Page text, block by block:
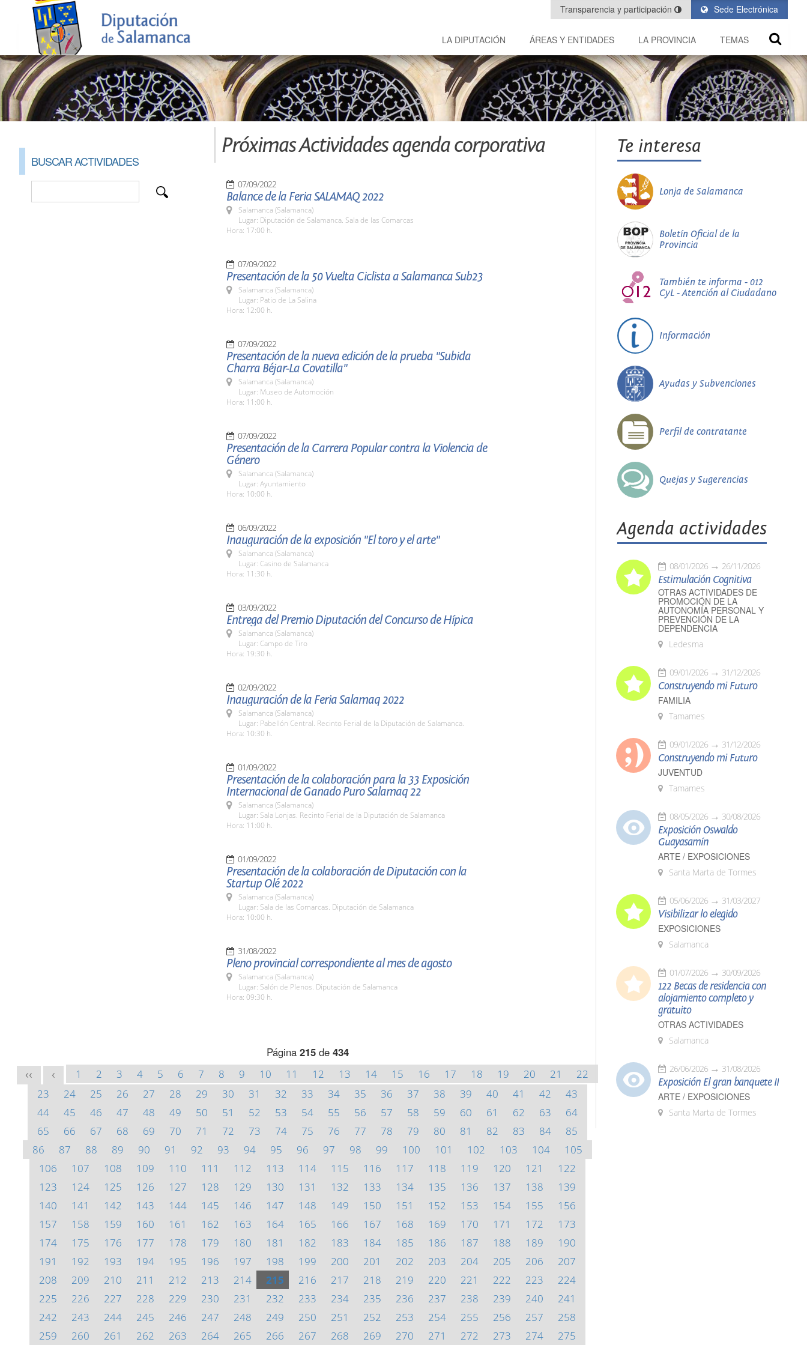
Sede Electrónica
Transparencia y participación
LA DIPUTACIÓN ÁREAS Y ENTIDADES LA PROVINCIA TEMAS
BUSCAR ACTIVIDADES
Próximas Actividades agenda corporativa
07/09/2022
Balance de la Feria SALAMAQ 2022
Salamanca (Salamanca)
Lugar: Diputación de Salamanca. Sala de las Comarcas
Hora: 17:00 h.
07/09/2022
Presentación de la 50 Vuelta Ciclista a Salamanca Sub23
Salamanca (Salamanca)
Lugar: Patio de La Salina
Hora: 12:00 h.
07/09/2022
Presentación de la nueva edición de la prueba "Subida
Charra Béjar-La Covatilla"
Salamanca (Salamanca)
Lugar: Museo de Automoción
Hora: 11:00 h.
07/09/2022
Presentación de la Carrera Popular contra la Violencia de
Género
Salamanca (Salamanca)
Lugar: Ayuntamiento
Hora: 10:00 h.
06/09/2022
Inauguración de la exposición "El toro y el arte"
Salamanca (Salamanca)
Lugar: Casino de Salamanca
Hora: 11:30 h.
03/09/2022
Entrega del Premio Diputación del Concurso de Hípica
Salamanca (Salamanca)
Lugar: Campo de Tiro
Hora: 19:30 h.
02/09/2022
Inauguración de la Feria Salamaq 2022
Salamanca (Salamanca)
Lugar: Pabellón Central. Recinto Ferial de la Diputación de Salamanca.
Hora: 10:30 h.
01/09/2022
Presentación de la colaboración para la 33 Exposición
Internacional de Ganado Puro Salamaq 22
Salamanca (Salamanca)
Lugar: Sala Lonjas. Recinto Ferial de la Diputación de Salamanca
Hora: 11:00 h.
01/09/2022
Presentación de la colaboración de Diputación con la
Startup Olé 2022
Salamanca (Salamanca)
Lugar: Sala de las Comarcas. Diputación de Salamanca
Hora: 10:00 h.
31/08/2022
Pleno provincial correspondiente al mes de agosto
Salamanca (Salamanca)
Lugar: Salón de Plenos. Diputación de Salamanca
Hora: 09:30 h.
Página 215de 434
<< < 1 2 3 4 5 6 7 8 9 10 11 12 13 14 15 16 17 18 19 20 21
22
23
24 25 26 27 28 29 30 31 32 33 34 35 36 37 38 39 40 41 42
43
44
45 46 47 48 49 50 51 52 53 54 55 56 57 58 59 60 61 62 63
64
65
66 67 68 69 70 71 72 73 74 75 76 77 78 79 80 81 82 83 84
85
86
87 88 89 90 91 92 93 94 95 96 97 98 99 100 101 102 103 104
105
106
107 108 109 110 111 112 113 114 115 116 117 118 119 120 121
122
123
124 125 126 127 128 129 130 131 132 133 134 135 136 137 138
139
140
141 142 143 144 145 146 147 148 149 150 151 152 153 154 155
156
157
158 159 160 161 162 163 164 165 166 167 168 169 170 171 172
173
174
175 176 177 178 179 180 181 182 183 184 185 186 187 188 189
190
191
192 193 194 195 196 197 198 199 200 201 202 203 204 205 206
207
208
209 210 211 212 213 214 215 216 217 218 219 220 221 222 223
224
225
226 227 228 229 230 231 232 233 234 235 236 237 238 239 240
241
242
243 244 245 246 247 248 249 250 251 252 253 254 255 256 257
258
259
260 261 262 263 264 265 266 267 268 269 270 271 272 273 274 275
Te interesa
Lonja de Salamanca
Boletín Oficial de la
Provincia
También te informa - 012
CyL - Atención al Ciudadano
Información
Ayudas y Subvenciones
Perfil de contratante
Quejas y Sugerencias
Agenda actividades
08/01/2026 26/11/2026
Estimulación Cognitiva
OTRAS ACTIVIDADES DE
PROMOCIÓN DE LA
AUTONOMÍA PERSONAL Y
PREVENCIÓN DE LA
DEPENDENCIA
Ledesma
09/01/2026 31/12/2026
Construyendo mi Futuro
FAMILIA
Tamames
09/01/2026 31/12/2026
Construyendo mi Futuro
JUVENTUD
Tamames
08/05/2026 30/08/2026
Exposición Oswaldo
Guayasamín
ARTE / EXPOSICIONES
Santa Marta de Tormes
05/06/2026 31/03/2027
Visibilizar lo elegido
EXPOSICIONES
Salamanca
01/07/2026 30/09/2026
122 Becas de residencia con
alojamiento completo y
gratuito
OTRAS ACTIVIDADES
Salamanca
26/06/2026 31/08/2026
Exposición El gran banquete II
ARTE / EXPOSICIONES
Santa Marta de Tormes